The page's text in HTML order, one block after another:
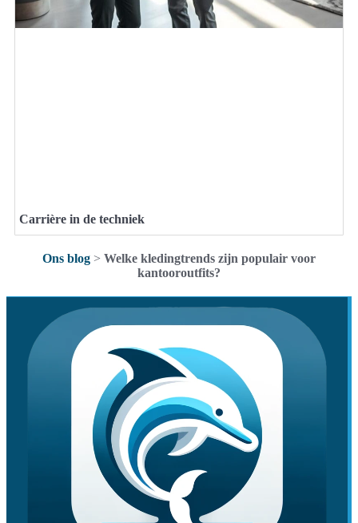
Carrière in de techniek
Ons blog > Welke kledingtrends zijn populair voor
kantooroutfits?